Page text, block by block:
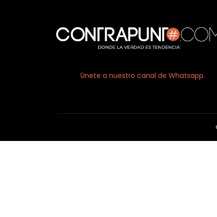
Únete a nuestro canal de Whatsapp.